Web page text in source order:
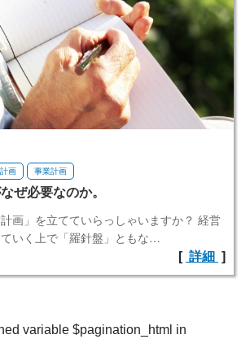
画 事業計画
ぜ必要なのか。
画」を立てていらっしゃいますか？ 経営
いく上で「羅針盤」ともな…
[ 詳細 ]
variable $pagination_html in